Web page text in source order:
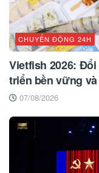
CHUYỂN ĐỘNG 24H
Vietfish 2026:
triển bền vững
07/08/2026